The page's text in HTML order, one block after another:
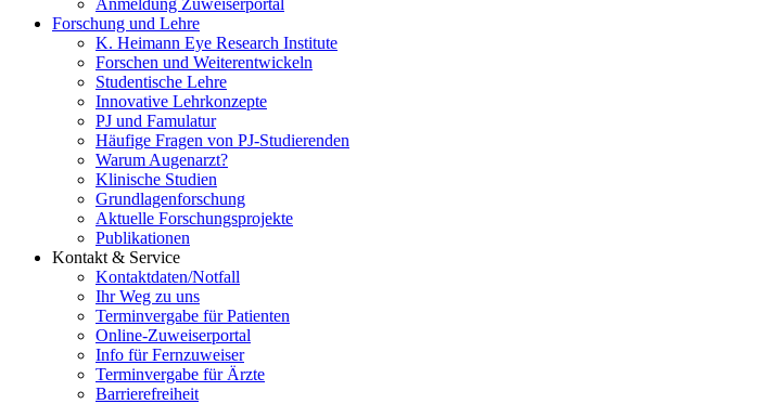
Anmeldung Zuweiserportal
Forschung und Lehre
K. Heimann Eye Research Institute
Forschen und Weiterentwickeln
Studentische Lehre
Innovative Lehrkonzepte
PJ und Famulatur
Häufige Fragen von PJ-Studierenden
Warum Augenarzt?
Klinische Studien
Grundlagenforschung
Aktuelle Forschungsprojekte
Publikationen
Kontakt & Service
Kontaktdaten/Notfall
Ihr Weg zu uns
Terminvergabe für Patienten
Online-Zuweiserportal
Info für Fernzuweiser
Terminvergabe für Ärzte
Barrierefreiheit